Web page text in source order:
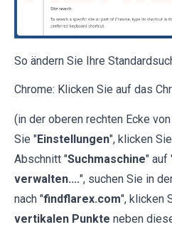
So ändern Sie Ihre
Chrome: Klicken Sie auf das
(in der oberen rechten Ecke
Sie "Einstellungen", klicken
Abschnitt "Suchmaschine" auf
verwalten....", suchen Sie in
nach "findflarex.com", klicken
vertikalen Punkte neben